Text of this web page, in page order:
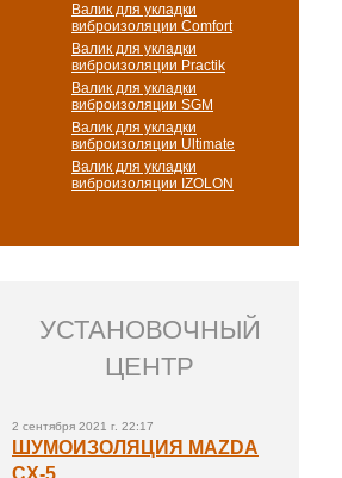
Валик для укладки
виброизоляции Comfort
Валик для укладки
виброизоляции Practik
Валик для укладки
виброизоляции SGM
Валик для укладки
виброизоляции Ultimate
Валик для укладки
виброизоляции IZOLON
УСТАНОВОЧНЫЙ
ЦЕНТР
2 сентября 2021 г. 22:17
ШУМОИЗОЛЯЦИЯ MAZDA
CX-5